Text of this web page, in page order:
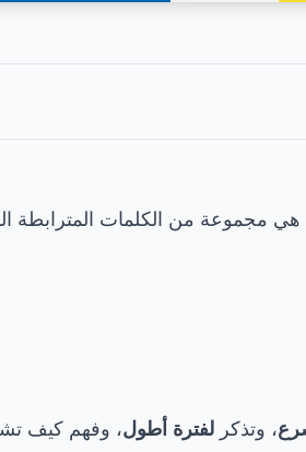
هي مجموعة من الكلمات المترابطة
، وتذكر لفترة أطول، وفهم كيف